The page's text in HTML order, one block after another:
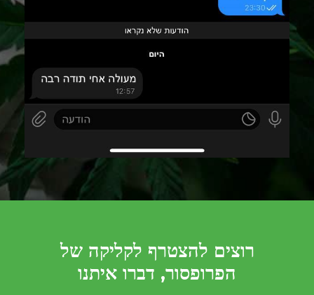
רוצים להצטרף לקליקה של
הפרופסור, דברו איתנו